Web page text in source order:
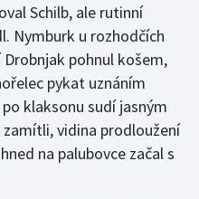
Schilb, ale rutinní
Nymburk u rozhodčích
pohnul košem,
pykat uznáním
klaksonu sudí jasným
vidina prodloužení
na palubovce začal s